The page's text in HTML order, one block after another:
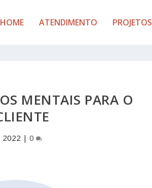
HOME ATENDIMENTO PROJETOS
MENTAIS PARA O
2022 | 0